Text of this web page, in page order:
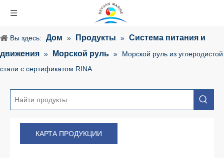
Вы здесь: Дом » Продукты » Система питания и
движения » Морской руль »
Морской руль из углеродистой
стали с сертификатом RINA
КАРТА ПРОДУКЦИИ